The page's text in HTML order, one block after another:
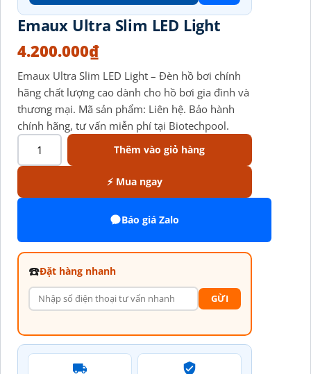
Emaux Ultra Slim LED Light
4.200.000₫
Emaux Ultra Slim LED Light – Đèn hồ bơi chính
hãng chất lượng cao dành cho hồ bơi gia đình và
thương mại. Mã sản phẩm: Liên hệ. Bảo hành
chính hãng, tư vấn miễn phí tại Biotechpool.
Thêm vào giỏ hàng
⚡ Mua ngay
Báo giá Zalo
☎️Đặt hàng nhanh
GỪI